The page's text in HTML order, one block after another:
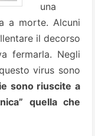
una
a morte. Alcuni
il decorso
fermarla. Negli
virus sono
sono riuscite a
quella che